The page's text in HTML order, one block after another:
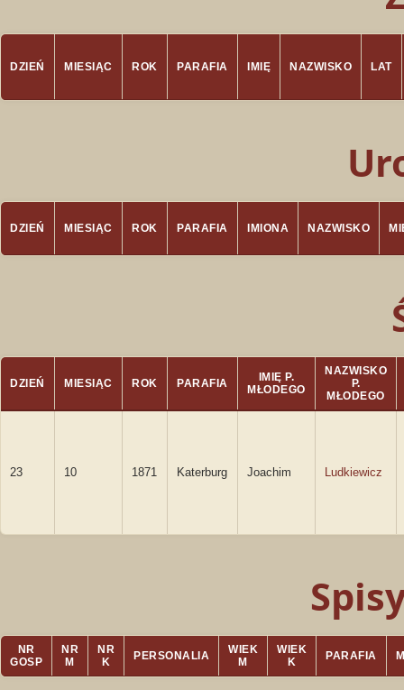
DZIEŃ MIESIĄC ROK PARAFIA IMIĘ NAZWISKO LAT
DZIEŃ MIESIĄC ROK PARAFIA IMIONA NAZWISKO
DZIEŃ MIESIĄC ROK PARAFIA
IMIĘ P.
MŁODEGO
NAZWISKO
P.
MŁODEGO
23 10 1871 Katerburg Joachim Ludkiewicz
NR
GOSP
NR
M
NR
K
PERSONALIA
WIEK
M
WIEK
K
PARAFIA